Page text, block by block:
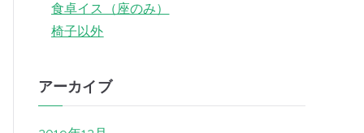
食卓イス（座のみ）
椅子以外
アーカイブ